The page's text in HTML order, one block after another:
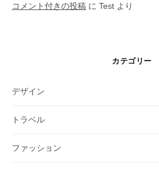
コメント付きの投稿 に Test より
カテゴリー
デザイン
トラベル
ファッション